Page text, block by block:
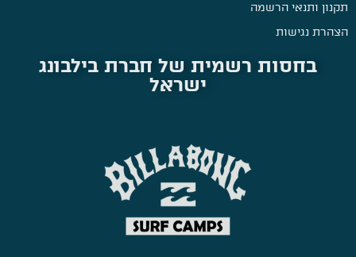
תקנון ותנאי הרשמה
הצהרת נגישות
בחסות רשמית של חברת בילבונג
ישראל